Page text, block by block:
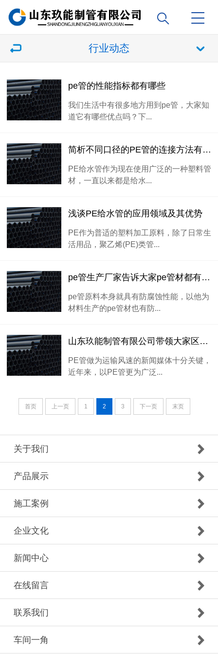
行业动态
pe管的性能指标都有哪些
我们生活中有很多地方用到pe管，大家知
道它有哪些优点吗？下...
简析不同口径的PE管的连接方法有哪些
PE给水管作为现在使用广泛的一种塑料管
材，一直以来都是给水...
浅谈PE给水管的应用领域及其优势
PE作为普适的塑料加工原料，除了日常生
活用品，聚乙烯(PE)类管...
pe管生产厂家告诉大家pe管材都有哪些优点
pe管原料本身就具有防腐蚀性能，以他为
材料生产的pe管材也有防...
山东玖能制管有限公司带领大家区分四川PE管的
PE管做为运输风速的新闻媒体十分关键，
近年来，以PE管更为广泛...
首页 上一页 1 2 3 下一页 末页
关于我们
产品展示
施工案例
企业文化
新闻中心
在线留言
联系我们
车间一角